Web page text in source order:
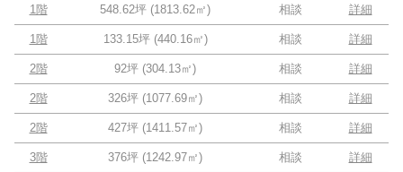
1階 548.62坪 (1813.62㎡) 相談 詳細
1階 133.15坪 (440.16㎡) 相談 詳細
2階 92坪 (304.13㎡) 相談 詳細
2階 326坪 (1077.69㎡) 相談 詳細
2階 427坪 (1411.57㎡) 相談 詳細
3階 376坪 (1242.97㎡) 相談 詳細